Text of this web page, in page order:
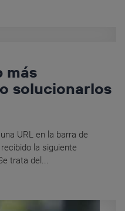
más
solucionarlos
URL en la barra de
la siguiente
trata del...